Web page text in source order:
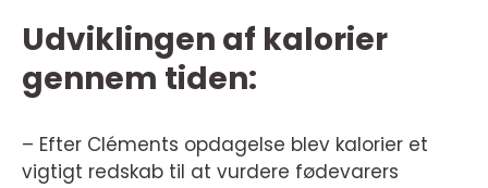
Udviklingen af kalorier
gennem tiden:
– Efter Cléments opdagelse blev kalorier et
vigtigt redskab til at vurdere fødevarers